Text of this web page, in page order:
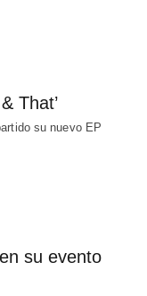
That’
su nuevo EP
su evento